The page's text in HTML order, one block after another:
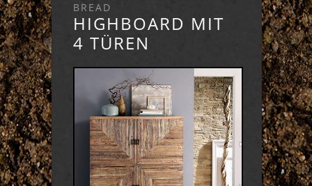
BREAD
HIGHBOARD MIT
4 TÜREN